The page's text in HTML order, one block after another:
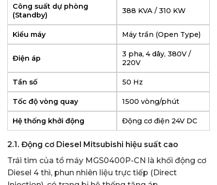
Công suất dự phòng
(Standby)
388 KVA / 310 KW
Kiểu máy Máy trần (Open Type)
Điện áp
3 pha, 4 dây, 380V /
220V
Tần số 50 Hz
Tốc độ vòng quay 1500 vòng/phút
Hệ thống khởi động Động cơ điện 24V DC
2.1. Động cơ Diesel Mitsubishi hiệu suất cao
Trái tim của tổ máy MGS0400P-CN là khối động cơ
Diesel 4 thì, phun nhiên liệu trực tiếp (Direct